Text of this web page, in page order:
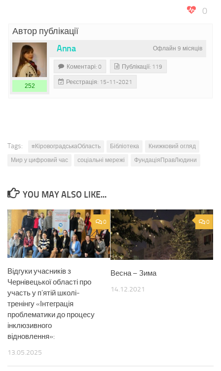
0
Автор публікації
Офлайн 9 місяців
Anna
252
Коментарі: 0 Публікації: 119
Реєстрація: 15-11-2021
Tags: #КіровоградськаОбласть Бібліотека
Книжковий огляд
Мир у цифровий час
соціальні мережі ФундаціяПравЛюдини
YOU MAY ALSO LIKE...
0
Відгуки учасників з
Чернівецької області про
участь у п’ятій школі-
тренінгу «Інтеграція
проблематики до процесу
інклюзивного
відновлення»:
13.05.2025
0
Весна – Зима
14.12.2021